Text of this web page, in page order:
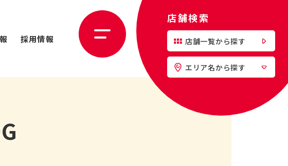
店舗検索
店舗一覧から探す
エリア名から探す
採用情報